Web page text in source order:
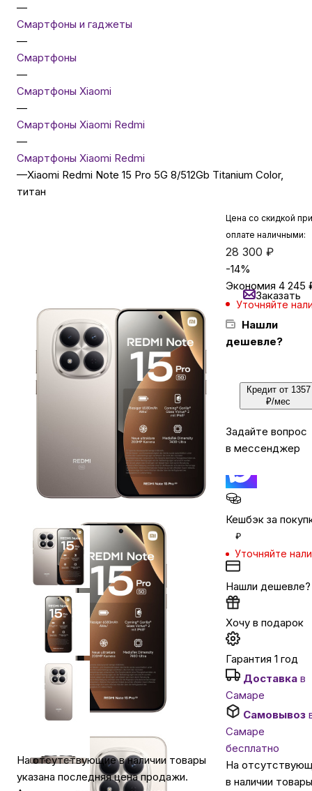
Сумки и чемоданы
Для дома и дачи
LEGO
Для домашних питомцев
Умный дом и безопасность
Автомобильные аксессуары
Сервисный центр Apple в Самаре
Подарочные сертификаты
—
Смартфоны и гаджеты
—
Смартфоны
—
Смартфоны Xiaomi
—
Смартфоны Xiaomi Redmi
—
Смартфоны Xiaomi Redmi
—Xiaomi Redmi Note 15 Pro 5G 8/512Gb Titanium Color,
титан
На отсутствующие в наличии товары
указана последняя цена продажи.
Цена со скидкой при
оплате наличными:
28 300 ₽
-14%
Экономия 4 245
Уточняйте
Нашли
дешевле?
Заказать
Кредит от 1357
₽/мес
Задайте вопрос
в мессенджер
Кешбэк за
₽
Уточняйте
Нашли дешевле?
Хочу в подарок
Гарантия 1 год
Доставка в
Самаре
Самовывоз
Самаре
бесплатно
На
в наличии товары